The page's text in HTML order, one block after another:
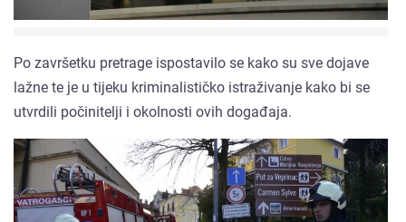
Po završetku pretrage ispostavilo se kako su sve dojave
lažne te je u tijeku kriminalističko istraživanje kako bi se
utvrdili počinitelji i okolnosti ovih događaja.